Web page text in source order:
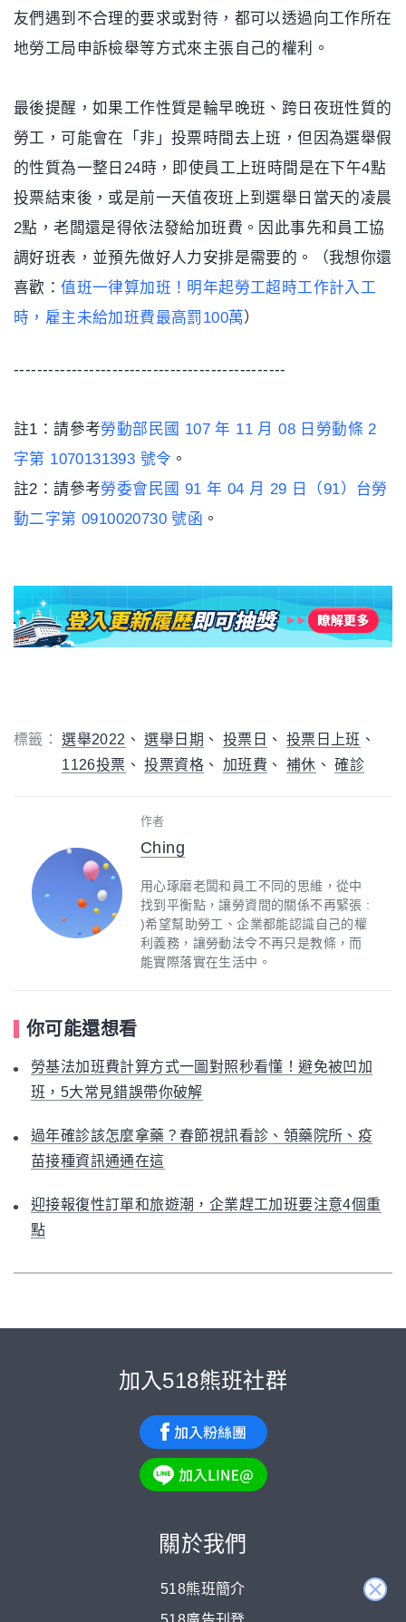
友們遇到不合理的要求或對待，都可以透過向工作所在
地勞工局申訴檢舉等方式來主張自己的權利。
最後提醒，如果工作性質是輪早晚班、跨日夜班性質的
勞工，可能會在「非」投票時間去上班，但因為選舉假
的性質為一整日24時，即使員工上班時間是在下午4點
投票結束後，或是前一天值夜班上到選舉日當天的凌晨
2點，老闆還是得依法發給加班費。因此事先和員工協
調好班表，並預先做好人力安排是需要的。（我想你還
喜歡：值班一律算加班！明年起勞工超時工作計入工
時，雇主未給加班費最高罰100萬）
-----------------------------------------------
註1：請參考勞動部民國 107 年 11 月 08 日勞動條 2
字第 1070131393 號令 。
註2：請參考勞委會民國 91 年 04 月 29 日（91）台勞
動二字第 0910020730 號函 。
標籤： 選舉2022 選舉日期 投票日
投票日上班
1126投票
投票資格 加班費 補休 確診
作者
Ching
用心琢磨老闆和員工不同的思維，從中
找到平衡點，讓勞資間的關係不再緊張 :
)希望幫助勞工、企業都能認識自己的權
利義務，讓勞動法令不再只是教條，而
能實際落實在生活中。
你可能還想看
勞基法加班費計算方式一圖對照秒看懂！避免被凹加
班，5大常見錯誤帶你破解
過年確診該怎麼拿藥？春節視訊看診、領藥院所、疫
苗接種資訊通通在這
迎接報復性訂單和旅遊潮，企業趕工加班要注意4個重
點
何給？2重點告訴你！
選舉日薪水休假如何給？2重點告
關